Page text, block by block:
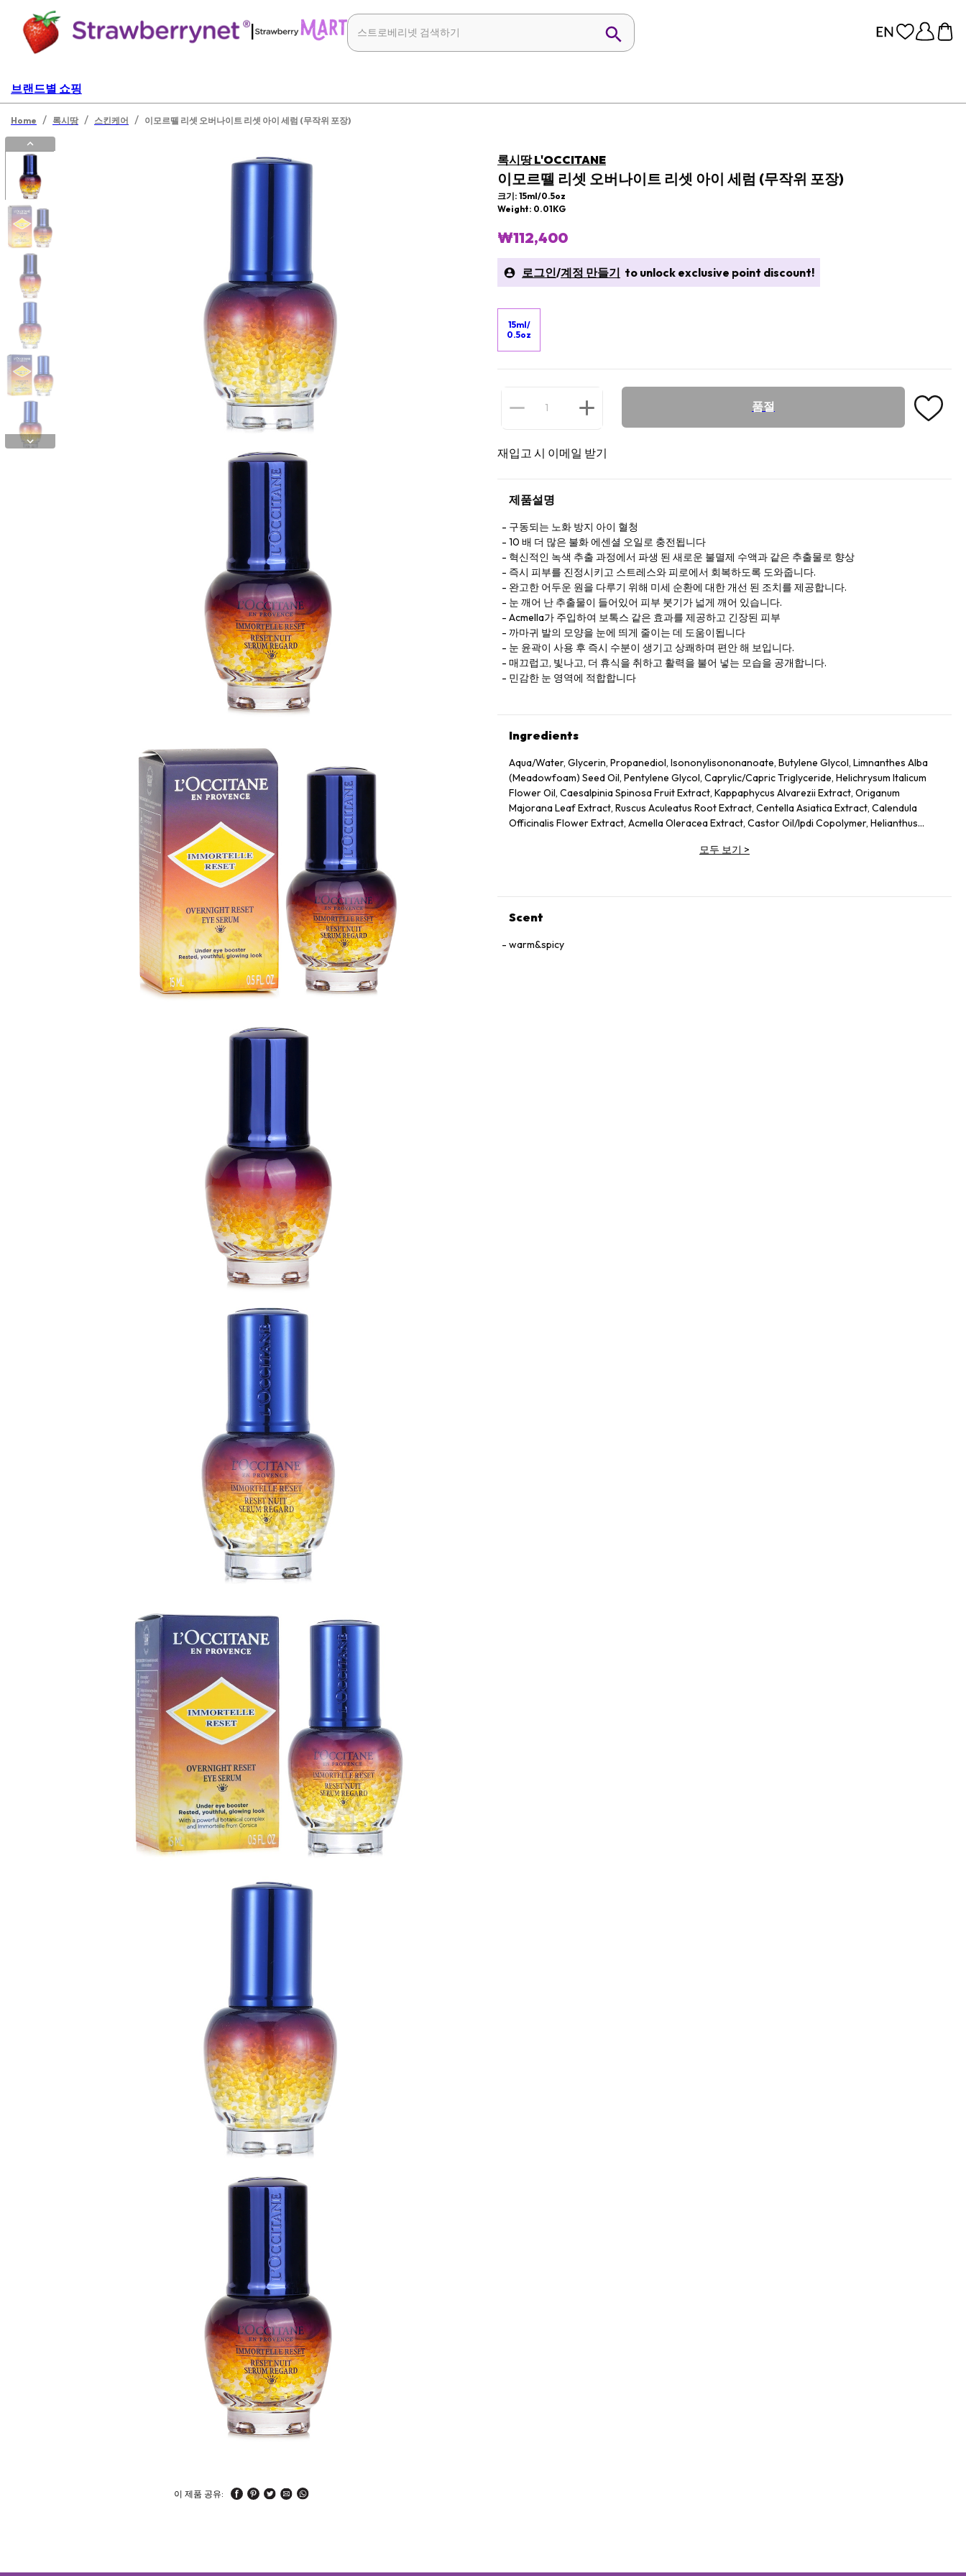
|
브랜드별 쇼핑
Home / 록시땅 / 스킨케어 / 이모르뗄 리셋 오버나이트 리셋 아이 세럼 (무작위 포장)
이 제품 공유:
록시땅 L'OCCITANE
이모르뗄 리셋 오버나이트 리셋 아이 세럼 (무작위 포장)
크기: 15ml/0.5oz
Weight: 0.01KG
₩112,400
로그인/계정 만들기 to unlock exclusive point discount!
15ml/
0.5oz
품절
재입고 시 이메일 받기
제품설명
구동되는 노화 방지 아이 혈청
10 배 더 많은 불화 에센셜 오일로 충전됩니다
혁신적인 녹색 추출 과정에서 파생 된 새로운 불멸제 수액과 같은 추출물로 향상
즉시 피부를 진정시키고 스트레스와 피로에서 회복하도록 도와줍니다.
완고한 어두운 원을 다루기 위해 미세 순환에 대한 개선 된 조치를 제공합니다.
눈 깨어 난 추출물이 들어있어 피부 붓기가 넓게 깨어 있습니다.
Acmella가 주입하여 보톡스 같은 효과를 제공하고 긴장된 피부
까마귀 발의 모양을 눈에 띄게 줄이는 데 도움이됩니다
눈 윤곽이 사용 후 즉시 수분이 생기고 상쾌하며 편안 해 보입니다.
매끄럽고, 빛나고, 더 휴식을 취하고 활력을 불어 넣는 모습을 공개합니다.
민감한 눈 영역에 적합합니다
Ingredients
Aqua/Water, Glycerin, Propanediol, Isononylisononanoate, Butylene Glycol, Limnanthes Alba
(Meadowfoam) Seed Oil, Pentylene Glycol, Caprylic/Capric Triglyceride, Helichrysum Italicum
Flower Oil, Caesalpinia Spinosa Fruit Extract, Kappaphycus Alvarezii Extract, Origanum
Majorana Leaf Extract, Ruscus Aculeatus Root Extract, Centella Asiatica Extract, Calendula
Officinalis Flower Extract, Acmella Oleracea Extract, Castor Oil/Ipdi Copolymer, Helianthus
Panthenol, Escin, Hydrolyzed Yeast Protein, Sodium Citrate, Ammonium Glycerrhizate, Coco-
모두 보기 >
Scent
warm&spicy